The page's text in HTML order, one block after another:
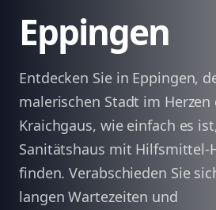
Eppingen
Entdecken Sie in Eppingen,
malerischen Stadt im Herzen
Kraichgaus, wie einfach es
Sanitätshaus mit Hilfsmittel-
finden. Verabschieden Sie
langen Wartezeiten und